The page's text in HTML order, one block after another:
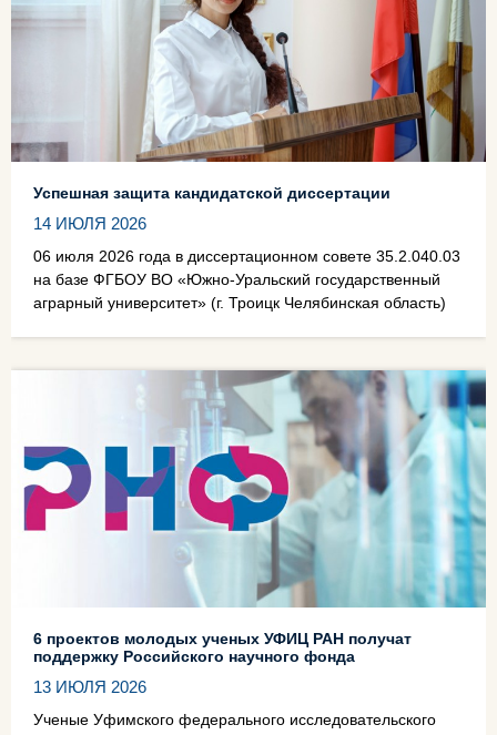
Успешная защита кандидатской диссертации
14 ИЮЛЯ 2026
06 июля 2026 года в диссертационном совете 35.2.040.03
на базе ФГБОУ ВО «Южно-Уральский государственный
аграрный университет» (г. Троицк Челябинская область)
6 проектов молодых ученых УФИЦ РАН получат
поддержку Российского научного фонда
13 ИЮЛЯ 2026
Ученые Уфимского федерального исследовательского